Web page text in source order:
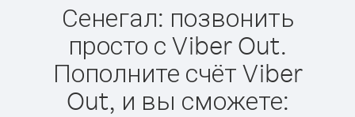
Сенегал: позвонить
просто с Viber Out.
Пополните счёт Viber
Out, и вы сможете: